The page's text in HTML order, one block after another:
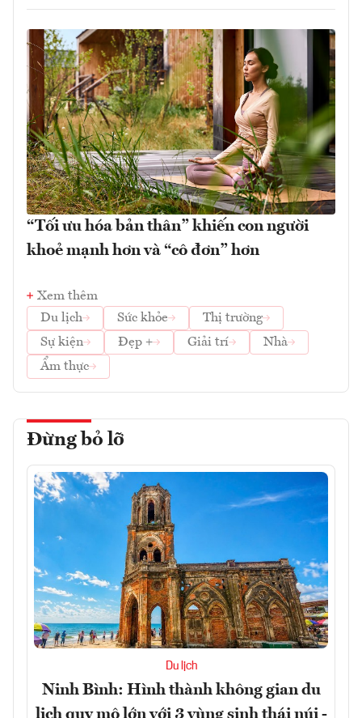
“Tối ưu hóa bản thân” khiến con người
khoẻ mạnh hơn và “cô đơn” hơn
Xem thêm
Du lịch
Sức khỏe
Thị trường
Sự kiện
Đẹp + Giải trí
Nhà
Ẩm thực
Đừng bỏ lỡ
Du lịch
Ninh Bình: Hình thành không gian du